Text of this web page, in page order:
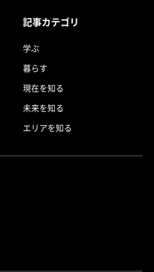
記事カテゴリ
学ぶ
暮らす
現在を知る
未来を知る
エリアを知る